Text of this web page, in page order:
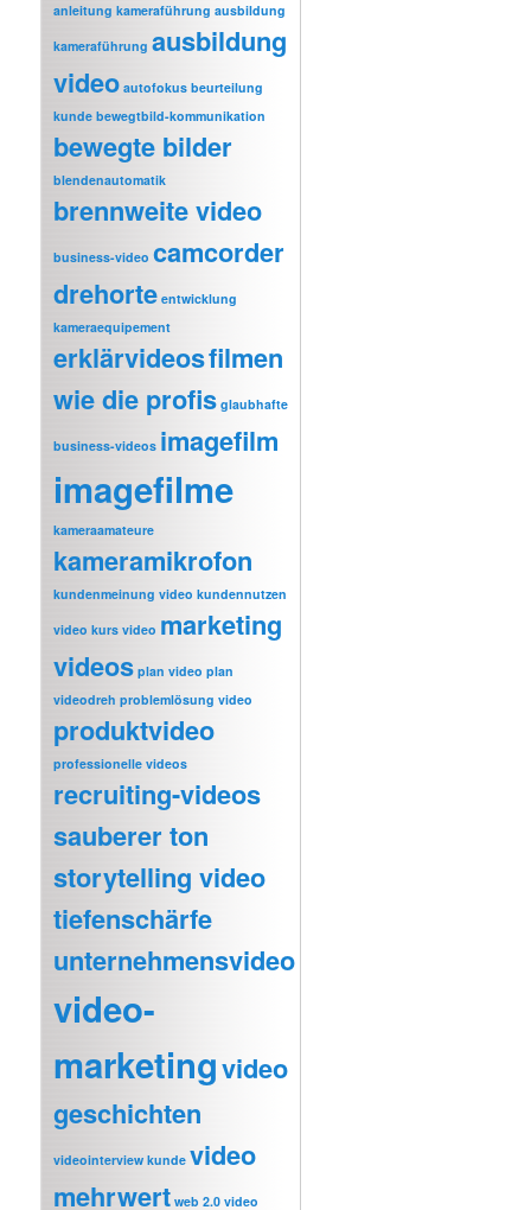
anleitung kameraführung ausbildung
kameraführung ausbildung
video autofokus beurteilung
kunde bewegtbild-kommunikation
bewegte bilder
blendenautomatik
brennweite video
business-video camcorder
drehorte entwicklung
kameraequipement
erklärvideosfilmen
wie die profis glaubhafte
business-videos imagefilm
imagefilme
kameraamateure
kameramikrofon
kundenmeinung video kundennutzen
video kurs video marketing
videos plan video plan
videodreh problemlösung video
produktvideo
professionelle videos
recruiting-videos
sauberer ton
storytelling video
tiefenschärfe
unternehmensvideo
video-
marketingvideo
geschichten
videointerview kunde video
mehrwert web 2.0 video